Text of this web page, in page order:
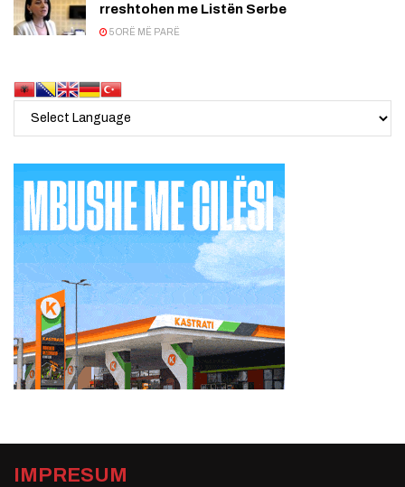
rreshtohen me Listën Serbe
5 ORË MË PARË
IMPRESUM